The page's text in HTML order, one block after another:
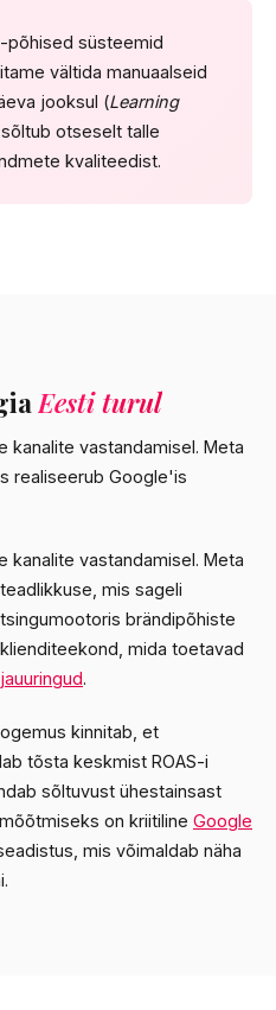
põhised süsteemid
vältida manuaalseid
jooksul (Learning
otseselt talle
kvaliteedist.
Eesti turul
kanalite vastandamisel. Meta
realiseerub Google'is
kanalite vastandamisel. Meta
mis sageli
brändipõhiste
mida toetavad
.
kinnitab, et
tõsta keskmist ROAS-i
sõltuvust ühestainsast
on kriitiline Google
mis võimaldab näha